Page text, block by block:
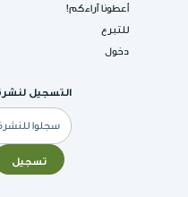
أعطونا آراءكم!
للتبرع
دخول
التسجيل
البريد
الإلكتروني
تسجيل